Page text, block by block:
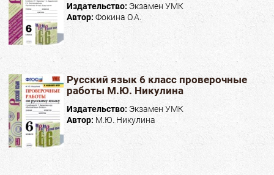
Издательство: Экзамен УМК
Автор:Фокина О.А.
Русский язык 6 класс проверочные
работы М.Ю. Никулина
Издательство: Экзамен УМК
Автор: М.Ю. Никулина